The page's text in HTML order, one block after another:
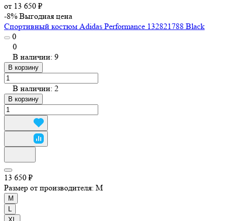
от 13 650 ₽
-8% Выгодная цена
Спортивный костюм Adidas Performance 132821788 Black
0
0
В наличии: 9
В корзину
В наличии: 2
В корзину
13 650 ₽
Размер от производителя: M
M